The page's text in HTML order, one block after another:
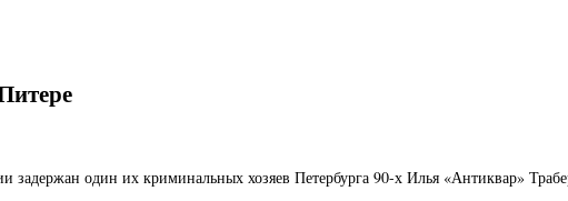
задержан один их криминальных хозяев Петербурга 90-х Илья «Антиквар»